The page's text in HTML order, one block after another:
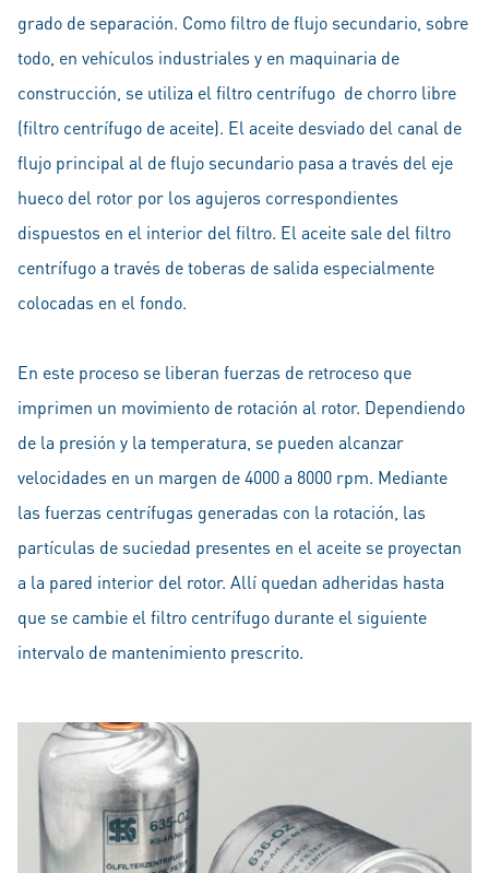
grado de separación. Como filtro de flujo secundario, sobre
todo, en vehículos industriales y en maquinaria de
construcción, se utiliza el filtro centrífugo de chorro libre
(filtro centrífugo de aceite). El aceite desviado del canal de
flujo principal al de flujo secundario pasa a través del eje
hueco del rotor por los agujeros correspondientes
dispuestos en el interior del filtro. El aceite sale del filtro
centrífugo a través de toberas de salida especialmente
colocadas en el fondo.
En este proceso se liberan fuerzas de retroceso que
imprimen un movimiento de rotación al rotor. Dependiendo
de la presión y la temperatura, se pueden alcanzar
velocidades en un margen de 4000 a 8000 rpm. Mediante
las fuerzas centrífugas generadas con la rotación, las
partículas de suciedad presentes en el aceite se proyectan
a la pared interior del rotor. Allí quedan adheridas hasta
que se cambie el filtro centrífugo durante el siguiente
intervalo de mantenimiento prescrito.